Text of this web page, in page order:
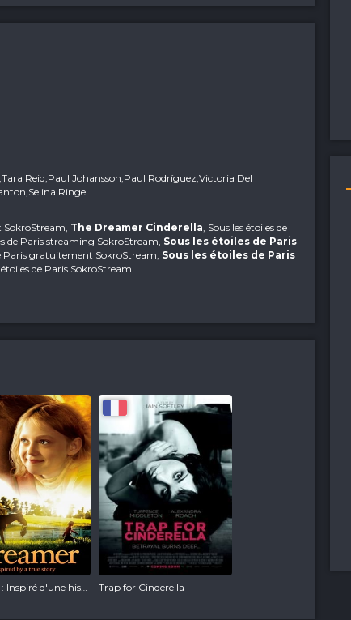
Reid,Paul Johansson,Paul Rodríguez,Victoria Del
Ringel
SokroStream, The Dreamer Cinderella, Sous les étoiles de
de Paris streaming SokroStream, Sous les étoiles de Paris
Paris gratuitement SokroStream, Sous les étoiles de Paris
étoiles de Paris SokroStream
Trap for Cinderella